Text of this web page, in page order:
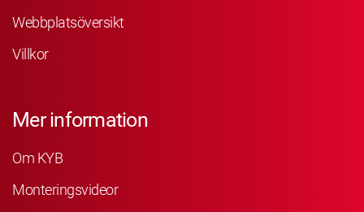
Webbplatsöversikt
Villkor
Mer information
Om KYB
Monteringsvideor